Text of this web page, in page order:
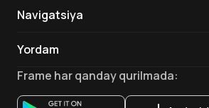
Navigatsiya
Yordam
Aloqa
Ilovalar
Frame har qanday qurilmada: